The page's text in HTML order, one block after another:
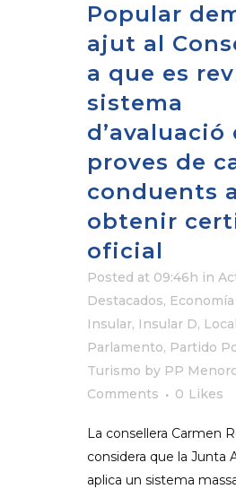
Popular
ajut al
a que es
sistema
d’avaluació
proves de
conduents a
obtenir
oficial
Posted at 09:46h in
Destacados,
Insular, Insular D, Local
Parlamento, Partido
Turismo by PP
Comments
0 Likes
La consellera Carmen
considera que la Junta
aplica un sistema